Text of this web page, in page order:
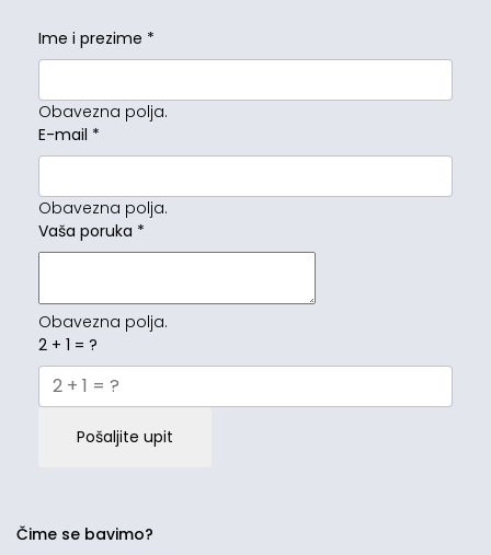
Ime i prezime *
Obavezna polja.
E-mail *
Obavezna polja.
Vaša poruka *
Obavezna polja.
2 + 1 = ?
Pošaljite upit
Čime se bavimo?